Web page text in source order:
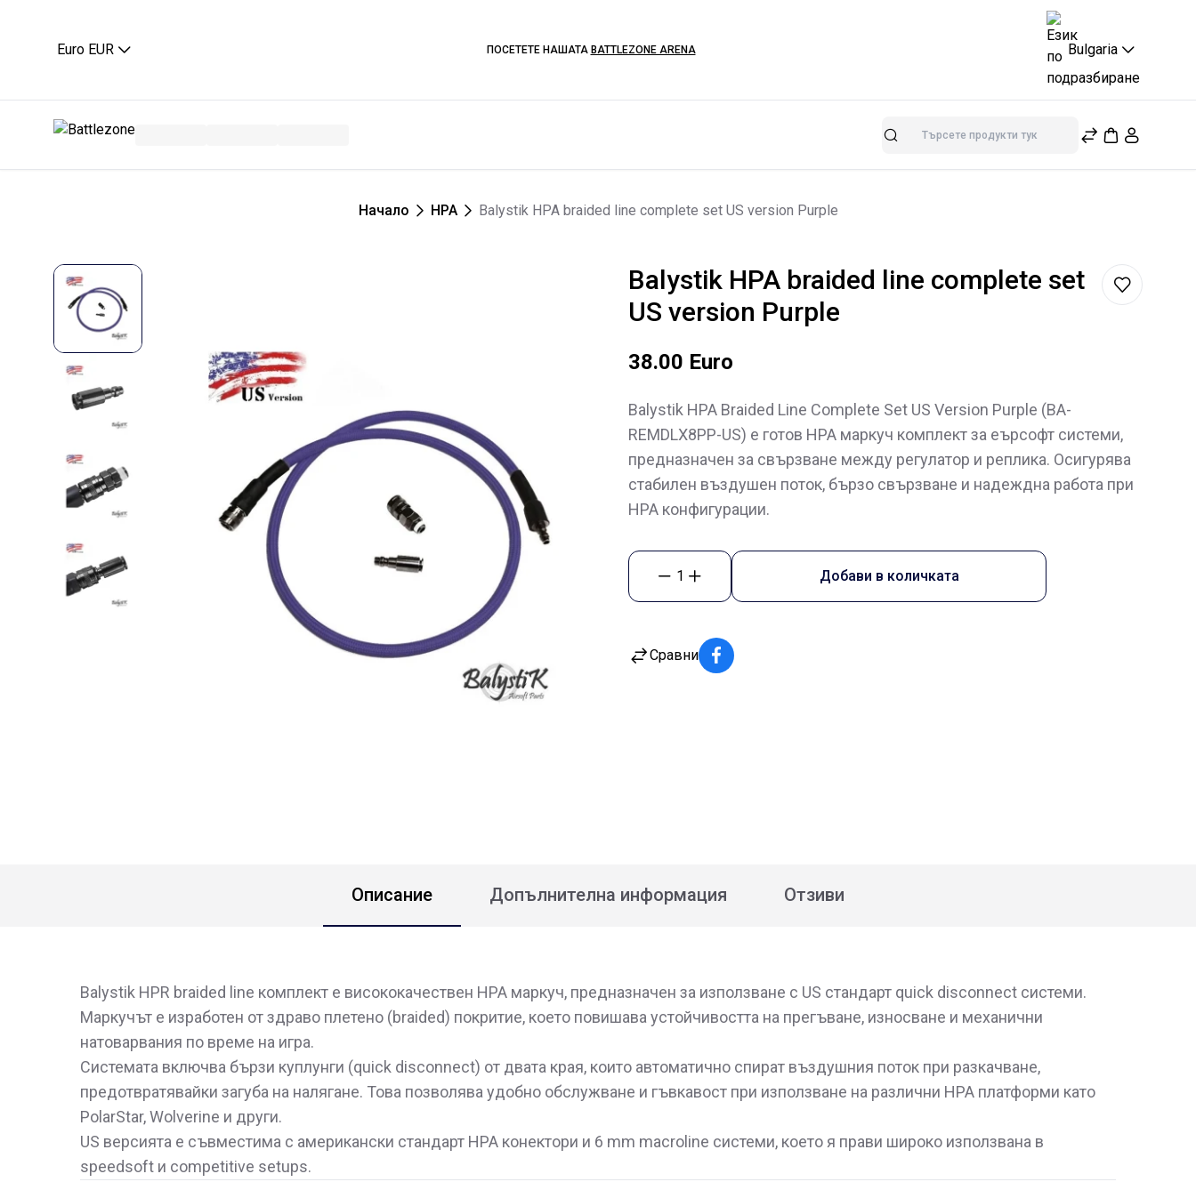
Euro EUR ПОСЕТЕТЕ НАШАТА BATTLEZONE ARENA Bulgaria
Търсене
Начало HPA Balystik HPA braided line complete set US version Purple
Balystik HPA braided line complete set
US version Purple
38.00 Euro
Balystik HPA Braided Line Complete Set US Version Purple (BA-
REMDLX8PP-US) е готов HPA маркуч комплект за еърсофт системи,
предназначен за свързване между регулатор и реплика. Осигурява
стабилен въздушен поток, бързо свързване и надеждна работа при
HPA конфигурации.
1 Добави в количката
Сравни
Описание Допълнителна информация Отзиви
Balystik HPR braided line комплект е висококачествен HPA маркуч, предназначен за използване с US стандарт quick disconnect системи.
Маркучът е изработен от здраво плетено (braided) покритие, което повишава устойчивостта на прегъване, износване и механични
натоварвания по време на игра.
Системата включва бързи куплунги (quick disconnect) от двата края, които автоматично спират въздушния поток при разкачване,
предотвратявайки загуба на налягане. Това позволява удобно обслужване и гъвкавост при използване на различни HPA платформи като
PolarStar, Wolverine и други.
US версията е съвместима с американски стандарт HPA конектори и 6 mm macroline системи, което я прави широко използвана в
speedsoft и competitive setups.